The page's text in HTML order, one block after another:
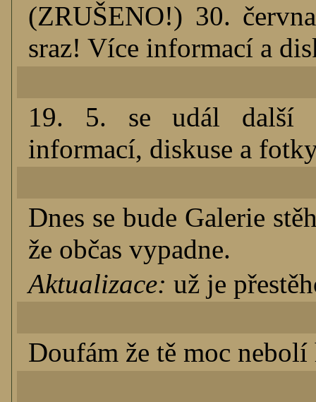
(ZRUŠENO!) 30.
sraz! Více informací a
19. 5. se udál další
informací, diskuse a
Dnes se bude Galerie
že občas vypadne.
Aktualizace: už je
Doufám že tě moc nebolí